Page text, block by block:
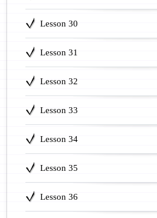
Lesson 30
Lesson 31
Lesson 32
Lesson 33
Lesson 34
Lesson 35
Lesson 36